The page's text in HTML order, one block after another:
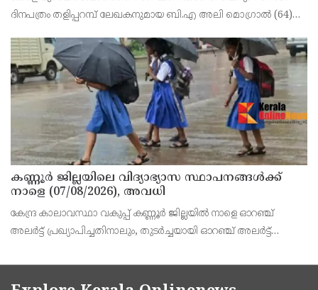
നിര്യാതനായി
ദിനപത്രം തളിപ്പറമ്പ് ലേഖകനുമായ ബി.എ അലി മൊഗ്രാൽ (64)
ജമാഅത്ത് ജില്ലാ സെക്രട്ടറി, എസ്.വൈ.എ
കണ്ണൂർ ജില്ലയിലെ വിദ്യാഭ്യാസ സ്ഥാപനങ്ങള്‍ക്ക്
നാളെ (07/08/2026), അവധി
കേന്ദ്ര കാലാവസ്ഥാ വകുപ്പ് കണ്ണൂർ ജില്ലയിൽ നാളെ ഓറഞ്ച്
അലർട്ട് പ്രഖ്യാപിച്ചതിനാലും, തുടർച്ചയായി ഓറഞ്ച് അലർട്ട്
ജില്ലയിലെ പ്രൊഫഷണൽ കോളേജ് ഉൾപ്പടെ എല